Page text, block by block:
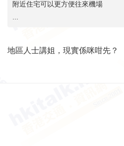
附近住宅可以更方便往來機場
地區人士講姐，現實係咪咁先？